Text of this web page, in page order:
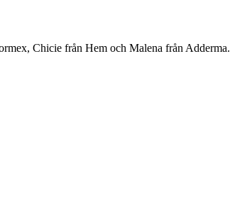
Chicie från Hem och Malena från Adderma.